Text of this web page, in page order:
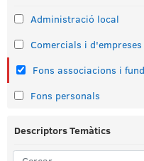
Administració local
Comercials i d'empreses
Fons personals
Descriptors Temàtics